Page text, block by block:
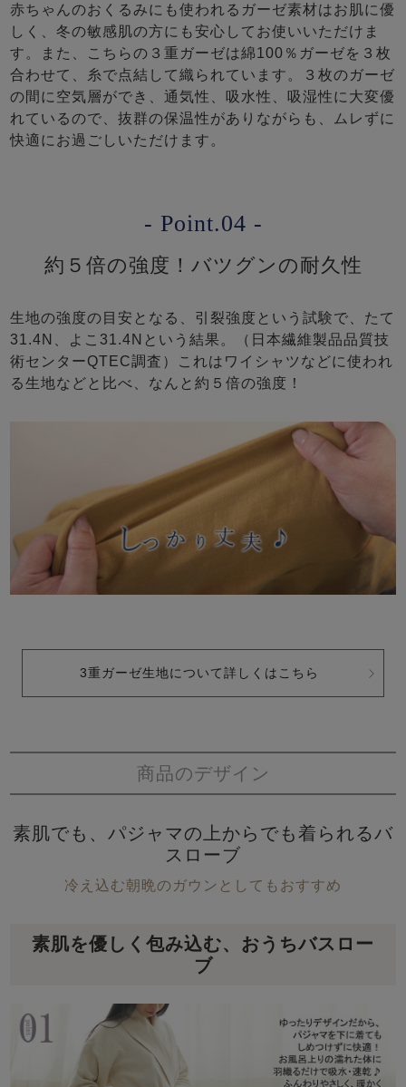
赤ちゃんのおくるみにも使われるガーゼ素材はお肌に優
しく、冬の敏感肌の方にも安心してお使いいただけま
す。また、こちらの３重ガーゼは綿100％ガーゼを３枚
合わせて、糸で点結して織られています。３枚のガーゼ
の間に空気層ができ、通気性、吸水性、吸湿性に大変優
れているので、抜群の保温性がありながらも、ムレずに
快適にお過ごしいただけます。
- Point.04 -
約５倍の強度！バツグンの耐久性
生地の強度の目安となる、引裂強度という試験で、たて
31.4N、よこ31.4Nという結果。（日本繊維製品品質技
術センターQTEC調査）これはワイシャツなどに使われ
る生地などと比べ、なんと約５倍の強度！
3重ガーゼ生地について詳しくはこちら
商品のデザイン
素肌でも、パジャマの上からでも着られるバ
スローブ
冷え込む朝晩のガウンとしてもおすすめ
素肌を優しく包み込む、おうちバスロー
ブ